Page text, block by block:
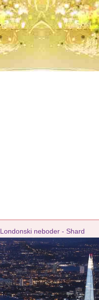
Londonski neboder - Shard